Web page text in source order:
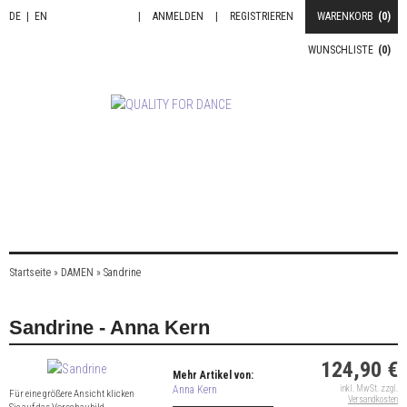
DE EN WARENKORB (0)
REGISTRIEREN
ANMELDEN
WUNSCHLISTE (0)
Startseite » DAMEN » Sandrine
Sandrine - Anna Kern
Für eine größere Ansicht klicken
Mehr Artikel von:
Anna Kern
124,90 €
inkl. MwSt. zzgl.
Versandkosten